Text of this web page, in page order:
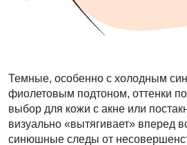
Темные, особенно с холодным
фиолетовым подтоном, оттенки
выбор для кожи с акне или
визуально «вытягивает» вперед
синюшные следы от